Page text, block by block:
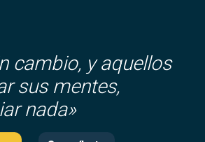
cambio, y aquellos
sus mentes,
nada»